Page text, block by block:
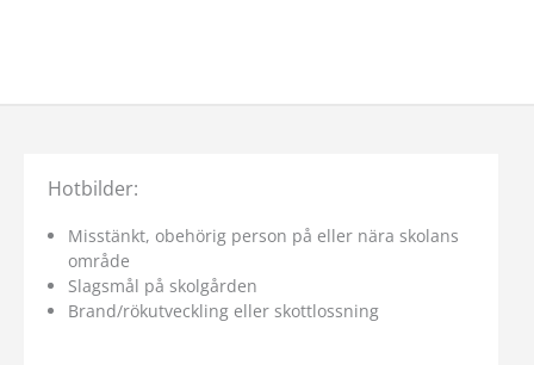
Hotbilder:
Misstänkt, obehörig person på eller nära skolans
område
Slagsmål på skolgården
Brand/rökutveckling eller skottlossning